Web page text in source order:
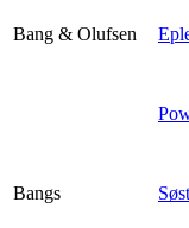
Bang & Olufsen
Bangs